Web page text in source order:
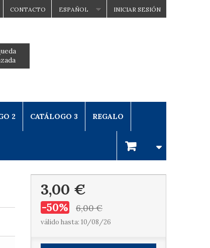
INICIAR SESIÓN
ESPAÑOL
CONTACTO
2 CATÁLOGO 3 REGALO
3,00 €
-50% 6,00 €
válido hasta: 10/08/26